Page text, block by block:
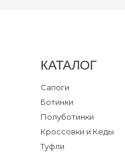
КАТАЛОГ
Сапоги
Ботинки
Полуботинки
Кроссовки и Кеды
Туфли
Личный кабинет